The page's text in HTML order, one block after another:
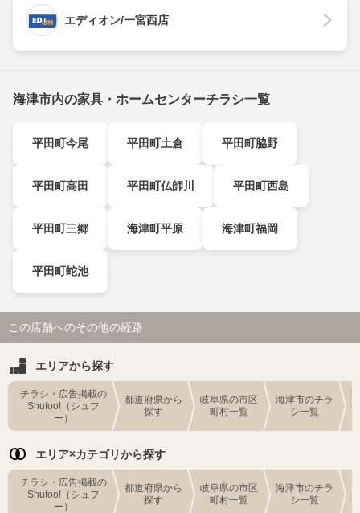
エディオン/一宮西店
海津市内の家具・ホームセンターチラシ一覧
平田町今尾 平田町土倉 平田町脇野
平田町高田 平田町仏師川 平田町西島
平田町三郷 海津町平原 海津町福岡
平田町蛇池
この店舗へのその他の経路
エリアから探す
チラシ・広告掲載の
Shufoo!（シュフ
ー）
都道府県から
探す
岐阜県の市区
町村一覧
海津市のチラ
シ一覧
エリア×カテゴリから探す
チラシ・広告掲載の
Shufoo!（シュフ
ー）
都道府県から
探す
岐阜県の市区
町村一覧
海津市のチラ
シ一覧